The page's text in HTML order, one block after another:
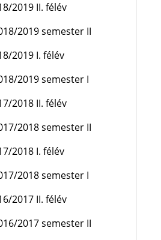
2019 II. félév
2019 semester II
2019 I. félév
2019 semester I
2018 II. félév
2018 semester II
2018 I. félév
2018 semester I
2017 II. félév
2017 semester II